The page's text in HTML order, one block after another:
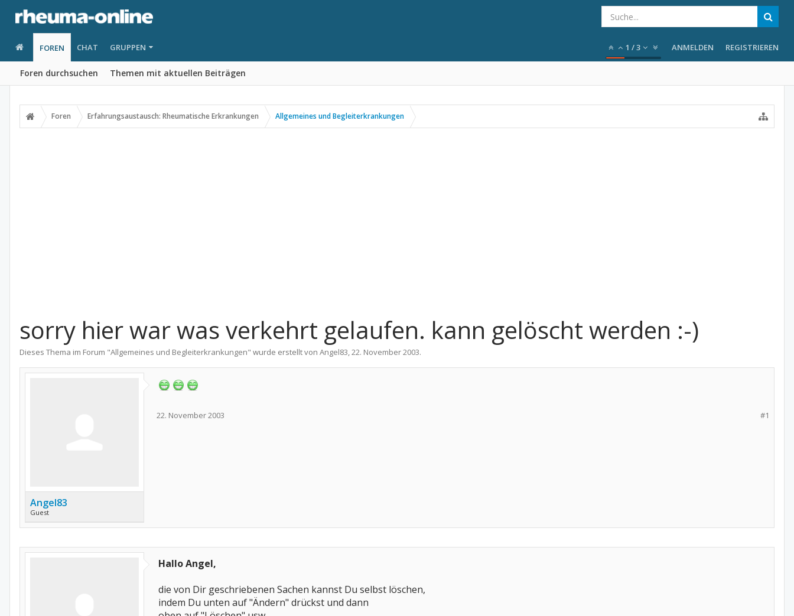
FOREN
Foren durchsuchen Themen mit aktuellen Beiträgen
CHAT GRUPPEN 1 /3 ANMELDEN REGISTRIEREN
Foren Erfahrungsaustausch: Rheumatische Erkrankungen Allgemeines und Begleiterkrankungen
sorry hier war was verkehrt gelaufen. kann gelöscht werden :-)
Dieses Thema im Forum "Allgemeines und Begleiterkrankungen" wurde erstellt von Angel83,22. November 2003.
Angel83
Guest
#1
22. November 2003
Hallo Angel,
die von Dir geschriebenen Sachen kannst Du selbst löschen,
indem Du unten auf "Ändern" drückst und dann